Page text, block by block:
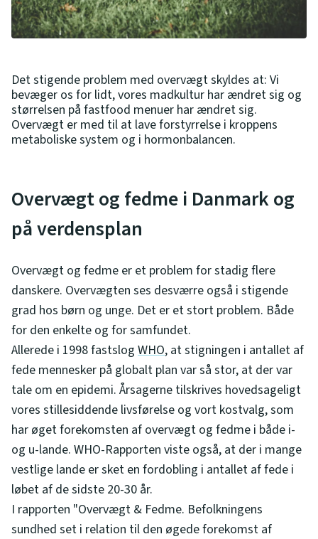
Det stigende problem med overvægt skyldes at: Vi
bevæger os for lidt, vores madkultur har ændret sig og
størrelsen på fastfood menuer har ændret sig.
Overvægt er med til at lave forstyrrelse i kroppens
metaboliske system og i hormonbalancen.
Overvægt og fedme i Danmark og
på verdensplan
Overvægt og fedme er et problem for stadig flere
danskere. Overvægten ses desværre også i stigende
grad hos børn og unge. Det er et stort problem. Både
for den enkelte og for samfundet.
Allerede i 1998 fastslog WHO, at stigningen i antallet af
fede mennesker på globalt plan var så stor, at der var
tale om en epidemi. Årsagerne tilskrives hovedsageligt
vores stillesiddende livsførelse og vort kostvalg, som
har øget forekomsten af overvægt og fedme i både i-
og u-lande. WHO-Rapporten viste også, at der i mange
vestlige lande er sket en fordobling i antallet af fede i
løbet af de sidste 20-30 år.
I rapporten "Overvægt & Fedme. Befolkningens
sundhed set i relation til den øgede forekomst af